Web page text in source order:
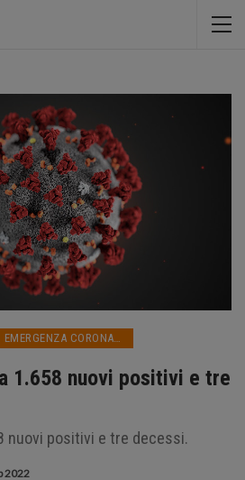
EMERGENZA CORONAVIRUS
1.658 nuovi positivi e tre
nuovi positivi e tre decessi.
2022